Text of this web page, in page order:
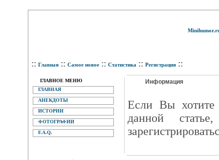
:: Главная :: Самое новое :: Статистика :: Регистрация ::
ГЛАВНОЕ МЕНЮ
ГЛАВНАЯ
АНЕКДОТЫ
ИСТОРИИ
ФОТОГРАФИИ
F.A.Q.
Информация
Eсли Вы хотите
данной